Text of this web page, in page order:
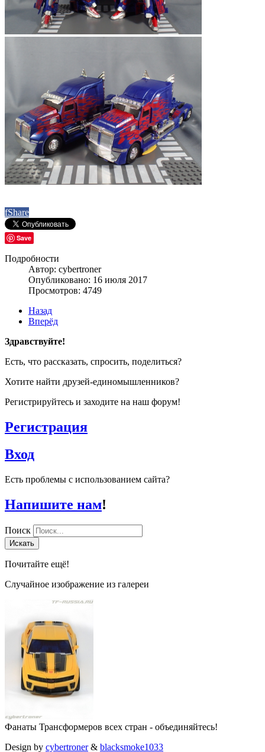
fShare
Save
Подробности
Автор: cybertroner
Опубликовано: 16 июля 2017
Просмотров: 4749
Назад
Вперёд
Здравствуйте!
Есть, что рассказать, спросить, поделиться?
Хотите найти друзей-единомышленников?
Регистрируйтесь и заходите на наш форум!
Регистрация
Вход
Есть проблемы с использованием сайта?
Напишите нам!
Поиск
Искать
Почитайте ещё!
Случайное изображение из галереи
Фанаты Трансформеров всех стран - объединяйтесь!
Design by cybertroner& blacksmoke1033